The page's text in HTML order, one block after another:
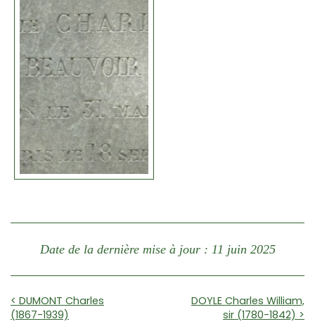
Date de la dernière mise à jour : 11 juin 2025
< DUMONT Charles
(1867-1939)
DOYLE Charles William,
sir (1780-1842) >